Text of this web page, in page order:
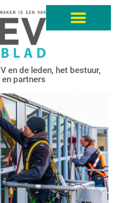
en de leden, het bestuur,
partners